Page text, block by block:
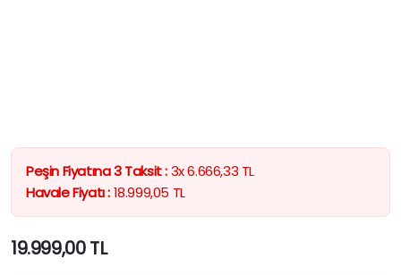
Peşin Fiyatına 3 Taksit :3x6.666,33 TL
Havale Fiyatı :18.999,05 TL
19.999,00TL